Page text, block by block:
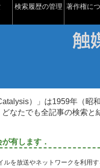
検索履歴の管理 著作権に
）」は1959年（昭
なたでも全記事の検索
有します．
ルを放送やネットワークを利用